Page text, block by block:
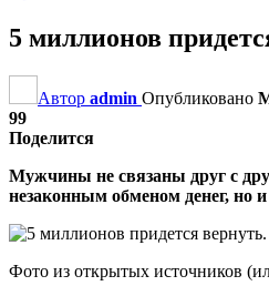
5 миллионов
Автор admin Опубликовано
99
Поделится
Мужчины не связаны друг с
незаконным обменом денег, но
Фото из открытых источников